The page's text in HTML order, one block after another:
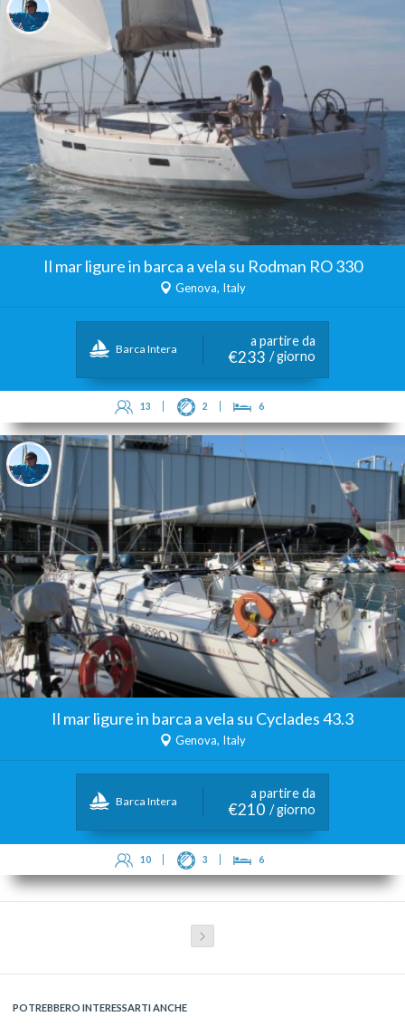
Il mar ligure in barca a vela su Rodman RO 330
Genova, Italy
Barca Intera
a partire da
€233 / giorno
13 2 6
Il mar ligure in barca a vela su Cyclades 43.3
Genova, Italy
Barca Intera
a partire da
€210 / giorno
10 3 6
POTREBBERO INTERESSARTI ANCHE